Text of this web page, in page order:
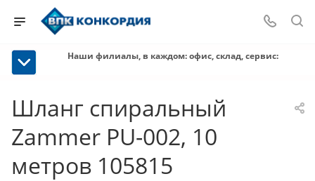
Наши филиалы, в каждом: офис, склад, сервис:
Шланг спиральный
Zammer PU-002, 10
метров 105815